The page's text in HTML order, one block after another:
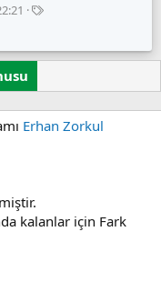
E
k
t
l
e
Erhan Zorkul
kalanlar için Fark